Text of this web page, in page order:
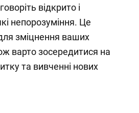
відкрито і
непорозуміння. Це
зміцнення ваших
варто зосередитися на
та вивченні нових